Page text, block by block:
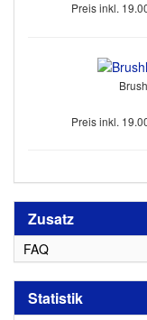
Preis inkl.
Preis inkl.
Zusatz
FAQ
Statistik